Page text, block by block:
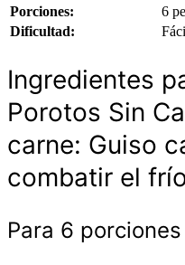
Porciones:
6
Dificultad:
Ingredientes
Porotos Sin
carne: Guiso
combatir el
Para 6 porciones